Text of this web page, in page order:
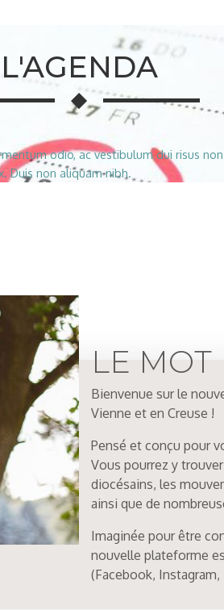
L'AGENDA
odio, ac vestibulum dui risus
Duis non aliquam nibh.
LE MOT
Bienvenue sur le
Vienne et en Creuse !
Pensé et conçu pour
Vous pourrez y
diocésains, les
ainsi que de
Imaginée pour être
nouvelle plateforme
(Facebook,